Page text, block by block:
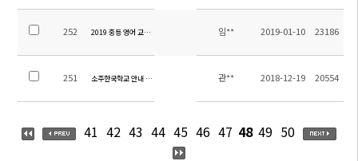
252 2019 중등 영어 교재 안내 임** 2019-01-10 23186
251 소주한국학교 안내 책자 관** 2018-12-19 20554
41 42 43 44 45 46 47 48 49 50